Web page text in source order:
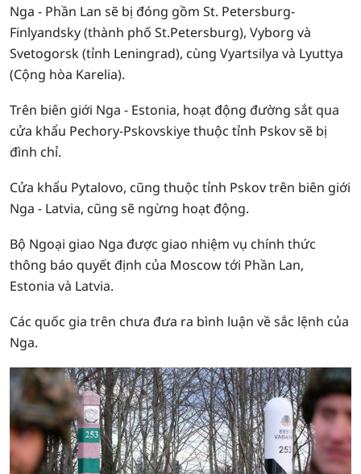
Nga - Phần Lan sẽ bị đóng gồm St. Petersburg-
Finlyandsky (thành phố St.Petersburg), Vyborg và
Svetogorsk (tỉnh Leningrad), cùng Vyartsilya và Lyuttya
(Cộng hòa Karelia).
Trên biên giới Nga - Estonia, hoạt động đường sắt qua
cửa khẩu Pechory-Pskovskiye thuộc tỉnh Pskov sẽ bị
đình chỉ.
Cửa khẩu Pytalovo, cũng thuộc tỉnh Pskov trên biên giới
Nga - Latvia, cũng sẽ ngừng hoạt động.
Bộ Ngoại giao Nga được giao nhiệm vụ chính thức
thông báo quyết định của Moscow tới Phần Lan,
Estonia và Latvia.
Các quốc gia trên chưa đưa ra bình luận về sắc lệnh của
Nga.